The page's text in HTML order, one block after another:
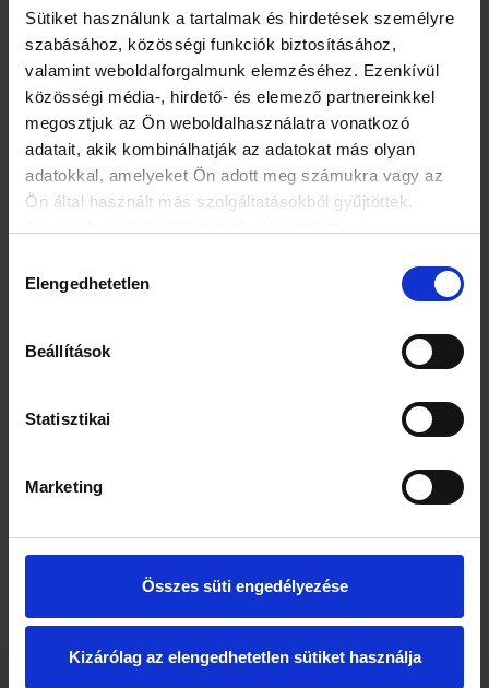
Sütiket használunk a tartalmak és hirdetések személyre
szabásához, közösségi funkciók biztosításához,
valamint weboldalforgalmunk elemzéséhez. Ezenkívül
közösségi média-, hirdető- és elemező partnereinkkel
megosztjuk az Ön weboldalhasználatra vonatkozó
adatait, akik kombinálhatják az adatokat más olyan
adatokkal, amelyeket Ön adott meg számukra vagy az
Ön által használt más szolgáltatásokból gyűjtöttek.
kiválasztása
Elengedhetetlen
Beállítások
Statisztikai
Marketing
Összes süti engedélyezése
Kizárólag az elengedhetetlen sütiket használja
Megjegyezte: a higiéniás szabályok betartásával és a
lencsék elővigyázatos be-, kihelyezésével elkerülhetők a
komolyabb problémák.
8-10 óránál tovább ne viseljünk kontaktlencsét!
Minden esetben kontaktlencse-ápoló folyadékot és ne
Mindig mossunk kezet a használata előtt!
Csak ép, sérülésmentes lencsét viseljünk!
Inkább napi és ne tartós lencsét használjunk!
Ne aludjunk a kontaktlencsével!
Már enyhe panaszokkal is forduljunk orvoshoz!
kontaktlencse helyett. Ne tegyük be a fejünket a vízbe